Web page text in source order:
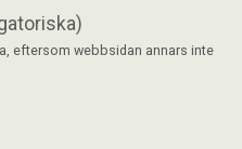
eftersom webbsidan annars inte